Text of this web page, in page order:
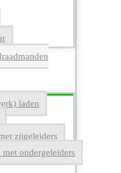
laden
zijgeleiders
ondergeleiders